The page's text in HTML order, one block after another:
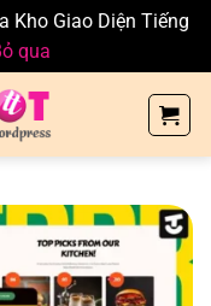
Kho Giao Diện Tiếng
qua